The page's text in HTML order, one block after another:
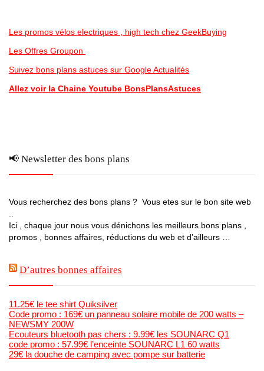
Les promos vélos electriques , high tech chez GeekBuying
Les Offres Groupon
Suivez bons plans astuces sur Google Actualités
Allez voir la Chaine Youtube BonsPlansAstuces
📢 Newsletter des bons plans
Vous recherchez des bons plans ? Vous etes sur le bon site web
Ici , chaque jour nous vous dénichons les meilleurs bons plans ,
promos , bonnes affaires, réductions du web et d’ailleurs …
D’autres bonnes affaires
11.25€ le tee shirt Quiksilver
Code promo : 169€ un panneau solaire mobile de 200 watts –
NEWSMY 200W
Ecouteurs bluetooth pas chers : 9.99€ les SOUNARC Q1
code promo : 57.99€ l’enceinte SOUNARC L1 60 watts
29€ la douche de camping avec pompe sur batterie